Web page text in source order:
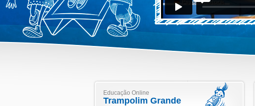
Educação Online
Trampolim Grande